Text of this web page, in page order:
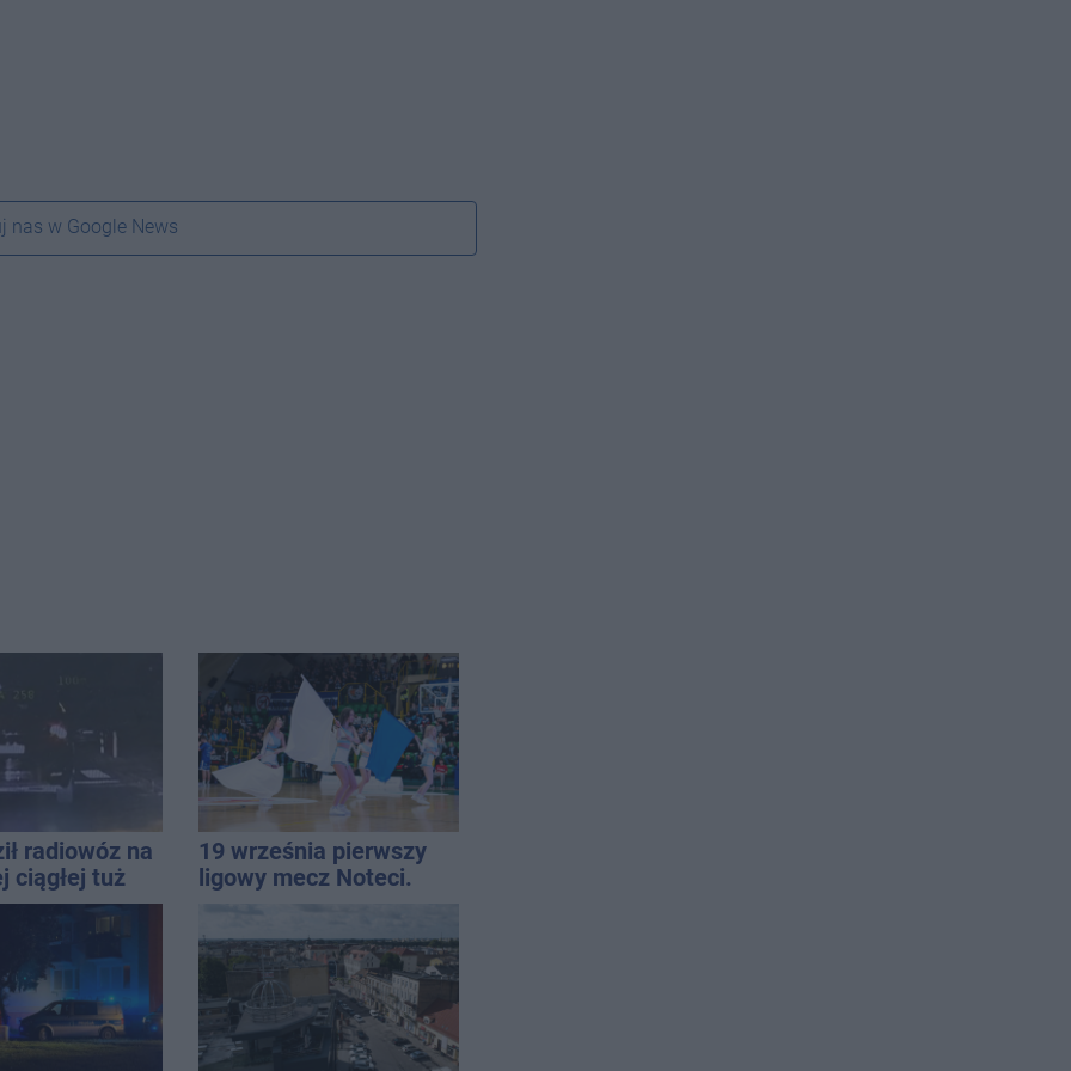
nas w Google News
radiowóz na
ciągłej tuż
19 września pierwszy
ligowy mecz Noteci.
Znamy cały terminarz